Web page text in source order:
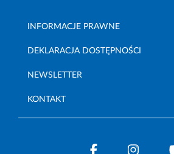
INFORMACJE PRAWNE
DEKLARACJA DOSTĘPNOŚCI
NEWSLETTER
KONTAKT